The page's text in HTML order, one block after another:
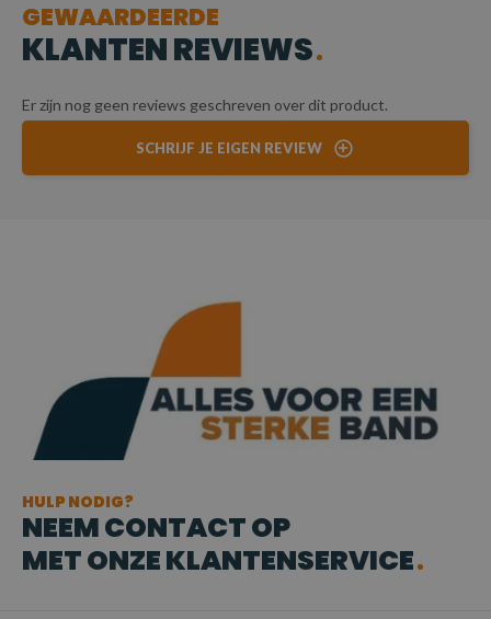
GEWAARDEERDE
KLANTEN REVIEWS
Er zijn nog geen reviews geschreven over dit product.
SCHRIJF JE EIGEN REVIEW
HULP NODIG?
NEEM CONTACT OP
MET ONZE KLANTENSERVICE